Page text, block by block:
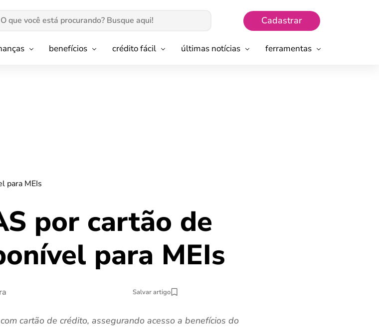
Cadastrar
benefícios crédito fácil últimas notícias ferramentas
para MEIs
por cartão de
para MEIs
Salvar artigo
cartão de crédito, assegurando acesso a benefícios do